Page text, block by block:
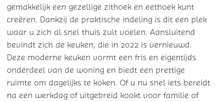
gemakkelijk een gezellige zithoek en eethoek kunt
creëren. Dankzij de praktische indeling is dit een plek
waar u zich al snel thuis zult voelen. Aansluitend
bevindt zich de keuken, die in 2022 is vernieuwd.
Deze moderne keuken vormt een fris en eigentijds
onderdeel van de woning en biedt een prettige
ruimte om dagelijks te koken. Of u nu snel iets bereidt
na een werkdag of uitgebreid kookt voor familie of